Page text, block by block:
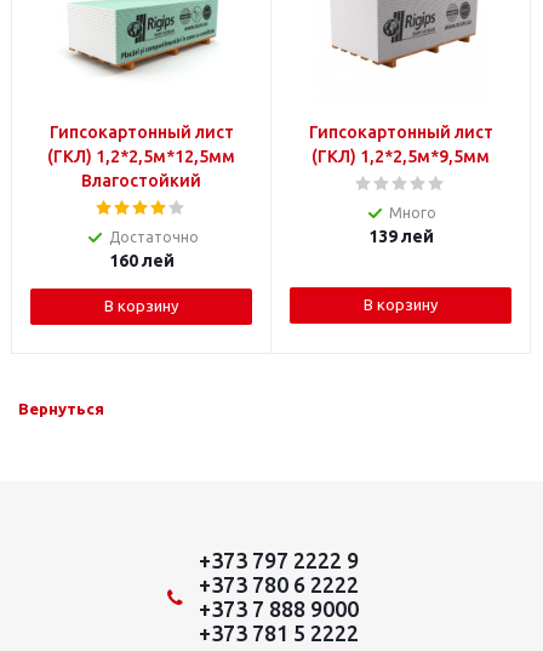
Гипсокартонный лист
(ГКЛ) 1,2*2,5м*12,5мм
Влагостойкий
Достаточно
160лей
В корзину
Гипсокартонный лист
(ГКЛ) 1,2*2,5м*9,5мм
Много
139лей
В корзину
Вернуться
+373 797 2222 9
+373 780 6 2222
+373 7 888 9000
+373 781 5 2222